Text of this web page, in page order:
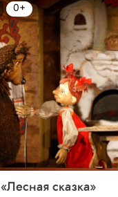
сказка»
0+